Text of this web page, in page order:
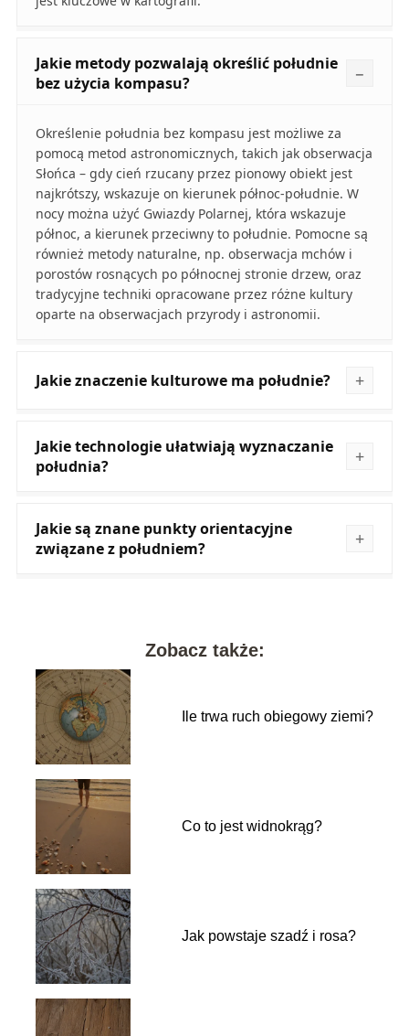
Jakie metody pozwalają określić południe
bez użycia kompasu?
Określenie południa bez kompasu jest możliwe za
pomocą metod astronomicznych, takich jak obserwacja
Słońca – gdy cień rzucany przez pionowy obiekt jest
najkrótszy, wskazuje on kierunek północ-południe. W
nocy można użyć Gwiazdy Polarnej, która wskazuje
północ, a kierunek przeciwny to południe. Pomocne są
również metody naturalne, np. obserwacja mchów i
porostów rosnących po północnej stronie drzew, oraz
tradycyjne techniki opracowane przez różne kultury
oparte na obserwacjach przyrody i astronomii.
Jakie znaczenie kulturowe ma południe?
Jakie technologie ułatwiają wyznaczanie
południa?
Jakie są znane punkty orientacyjne
związane z południem?
Zobacz także:
Ile trwa ruch obiegowy ziemi?
Co to jest widnokrąg?
Jak powstaje szadź i rosa?